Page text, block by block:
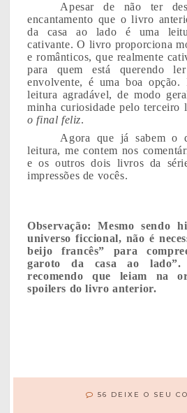
Apesar de não ter
encantamento que o livro
da casa ao lado é uma
cativante. O livro proporciona
e românticos, que realmente
para quem está querendo
envolvente, é uma boa
leitura agradável, de modo
minha curiosidade pelo terceiro
o final feliz.
Agora que já sabem o
leitura, me contem nos
e os outros dois livros da
impressões de vocês.
Observação: Mesmo sendo
universo ficcional, não é
beijo francês” para
garoto da casa ao
recomendo que leiam na
spoilers do livro anterior.
56 DEIXE O SEU